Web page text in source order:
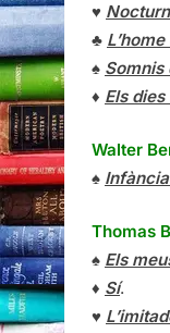
♥
♣
♠ Somnis
♦ Els
Walter
♠
Thomas
♠ Els
♦ Sí.
♥